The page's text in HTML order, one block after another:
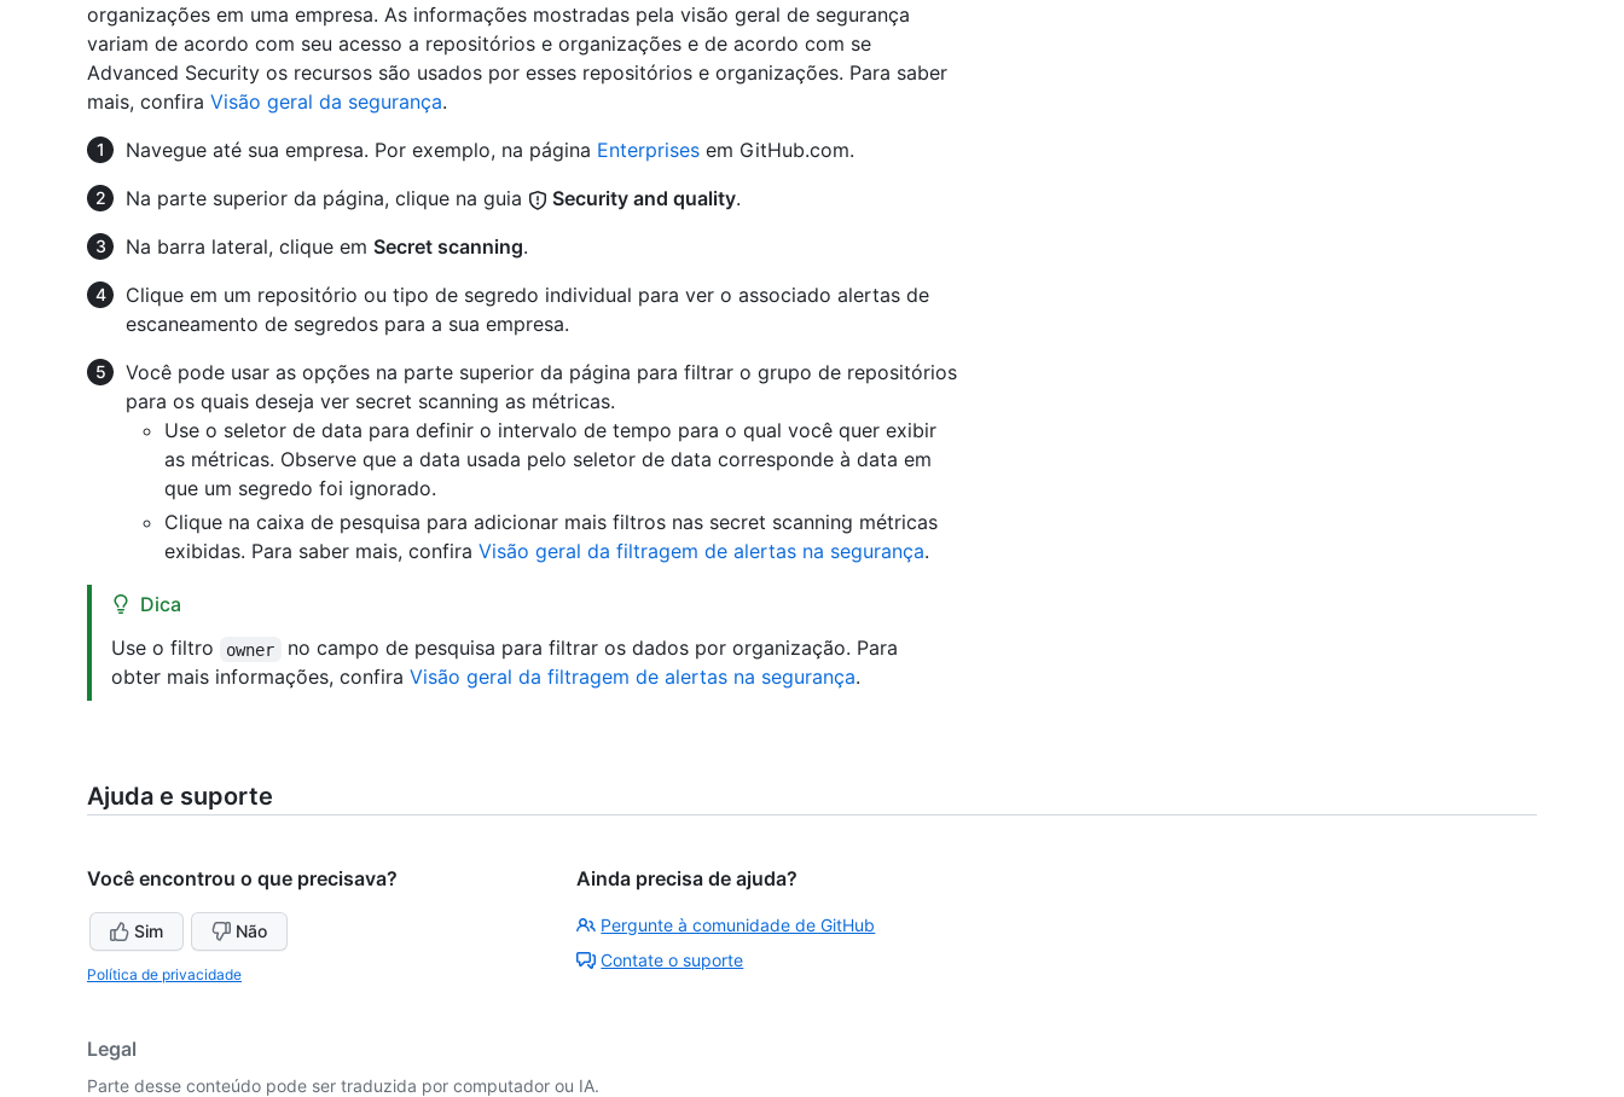
organizações em uma empresa. As informações mostradas pela visão geral de segurança
variam de acordo com seu acesso a repositórios e organizações e de acordo com se
Advanced Security os recursos são usados por esses repositórios e organizações. Para saber
mais, confira Visão geral da segurança.
Navegue até sua empresa. Por exemplo, na página Enterprises em GitHub.com.
Na parte superior da página, clique na guia
Security and quality.
Na barra lateral, clique em Secret scanning.
Clique em um repositório ou tipo de segredo individual para ver o associado alertas de
escaneamento de segredos para a sua empresa.
Você pode usar as opções na parte superior da página para filtrar o grupo de repositórios
para os quais deseja ver secret scanning as métricas.
Use o seletor de data para definir o intervalo de tempo para o qual você quer exibir
as métricas. Observe que a data usada pelo seletor de data corresponde à data em
que um segredo foi ignorado.
Clique na caixa de pesquisa para adicionar mais filtros nas secret scanning métricas
exibidas. Para saber mais, confira Visão geral da filtragem de alertas na segurança.
Dica
Use o filtro
owner
no campo de pesquisa para filtrar os dados por organização. Para
obter mais informações, confira Visão geral da filtragem de alertas na segurança.
Ajuda e suporte
Você encontrou o que precisava?
Sim Não
Política de privacidade
Ainda precisa de ajuda?
Pergunte à comunidade de GitHub
Contate o suporte
Legal
Parte desse conteúdo pode ser traduzida por computador ou IA.